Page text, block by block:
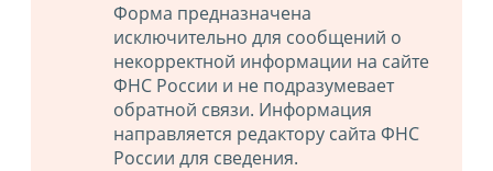
Форма предназначена
исключительно для сообщений о
некорректной информации на сайте
ФНС России и не подразумевает
обратной связи. Информация
направляется редактору сайта ФНС
России для сведения.